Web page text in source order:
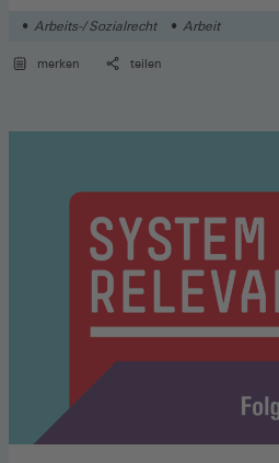
Arbeits-/ Sozialrecht Arbeit
merken teilen